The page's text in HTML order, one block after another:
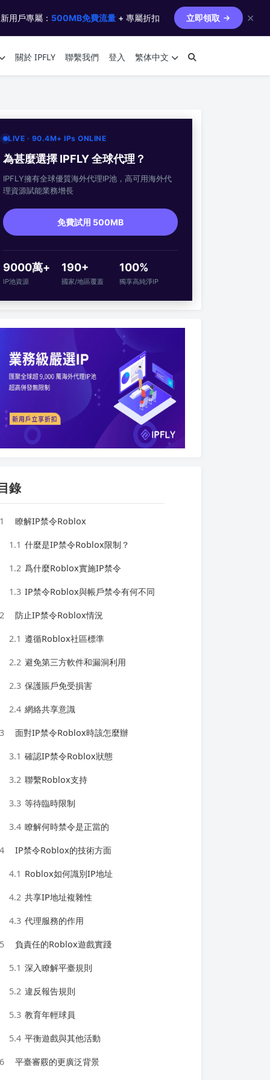
用戶專屬： 500MB免費流量 + 專屬折扣 立即領取 ✕
關於 IPFLY 聯繫我們 登入 繁体中文
LIVE · 90.4M+ IPs ONLINE
為甚麼選擇 IPFLY 全球代理？
IPFLY擁有全球優質海外代理IP池，高可用海外代
理資源賦能業務增長
免費試用 500MB
9000萬+
IP池資源
190+
國家/地區覆蓋
100%
獨享高純淨IP
錄
1 瞭解IP禁令Roblox
1.1 什麼是IP禁令Roblox限制？
1.2 爲什麼Roblox實施IP禁令
1.3 IP禁令Roblox與帳戶禁令有何不同
2 防止IP禁令Roblox情況
2.1 遵循Roblox社區標準
2.2 避免第三方軟件和漏洞利用
2.3 保護賬戶免受損害
2.4 網絡共享意識
3 面對IP禁令Roblox時該怎麼辦
3.1 確認IP禁令Roblox狀態
3.2 聯繫Roblox支持
3.3 等待臨時限制
3.4 瞭解何時禁令是正當的
4 IP禁令Roblox的技術方面
4.1 Roblox如何識別IP地址
4.2 共享IP地址複雜性
4.3 代理服務的作用
5 負責任的Roblox遊戲實踐
5.1 深入瞭解平臺規則
5.2 違反報告規則
5.3 教育年輕球員
5.4 平衡遊戲與其他活動
6 平臺審覈的更廣泛背景